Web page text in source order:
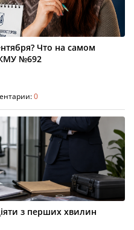
Что на самом
№692
0
з перших хвилин